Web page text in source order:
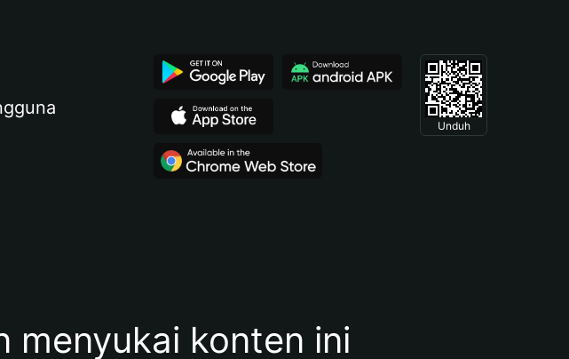
Unduh
menyukai konten ini